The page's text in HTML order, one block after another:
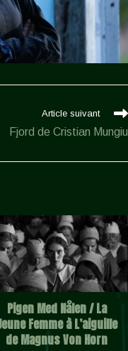
Article suivant
Fjord de Cristian Mungiu
Pigen Med Nålen / La
Femme à L’aiguille
de Magnus Von Horn